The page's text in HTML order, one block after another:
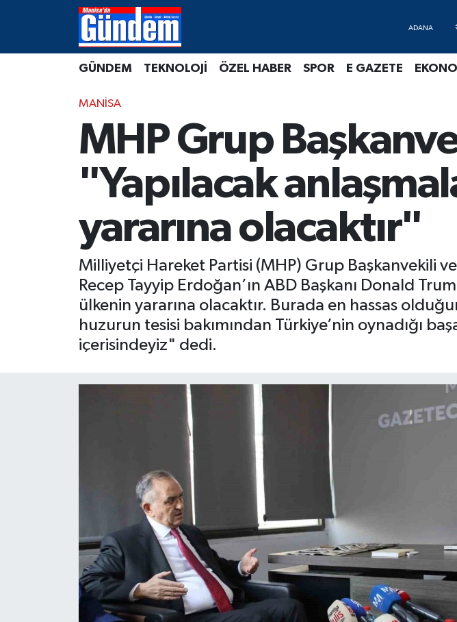
GÜNDEM TEKNOLOJİ ÖZEL HABER SPOR E GAZETE
MANİSA
MHP Grup
"Yapılacak
yararına olacaktır"
Milliyetçi Hareket Partisi (MHP) Grup Başkanvekili
Recep Tayyip Erdoğan’ın ABD Başkanı Donald
ülkenin yararına olacaktır. Burada en hassas
huzurun tesisi bakımından Türkiye’nin oynadığı
içerisindeyiz" dedi.
Manisa Hava Durumu
Süper Lig Puan Durumu ve Fikstür
Tüm Manşetler
Son Dakika Haberleri
Haber Arşivi